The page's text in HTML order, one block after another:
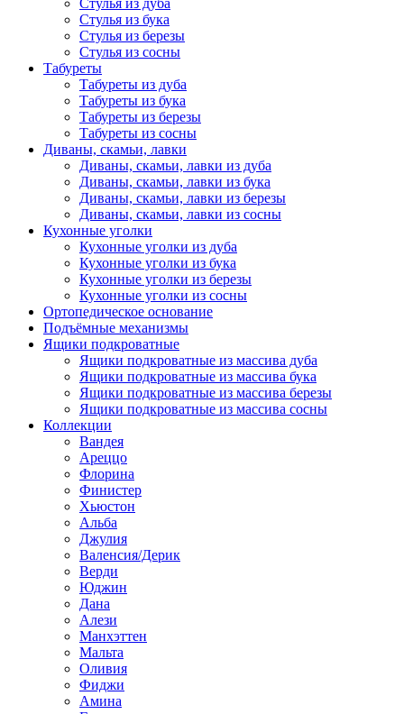
Стулья из дуба
Стулья из бука
Стулья из березы
Стулья из сосны
Табуреты
Табуреты из дуба
Табуреты из бука
Табуреты из березы
Табуреты из сосны
Диваны, скамьи, лавки
Диваны, скамьи, лавки из дуба
Диваны, скамьи, лавки из бука
Диваны, скамьи, лавки из березы
Диваны, скамьи, лавки из сосны
Кухонные уголки
Кухонные уголки из дуба
Кухонные уголки из бука
Кухонные уголки из березы
Кухонные уголки из сосны
Ортопедическое основание
Подъёмные механизмы
Ящики подкроватные
Ящики подкроватные из массива дуба
Ящики подкроватные из массива бука
Ящики подкроватные из массива березы
Ящики подкроватные из массива сосны
Коллекции
Вандея
Ареццо
Флорина
Финистер
Хьюстон
Альба
Джулия
Валенсия/Дерик
Верди
Юджин
Дана
Алези
Манхэттен
Мальта
Оливия
Фиджи
Амина